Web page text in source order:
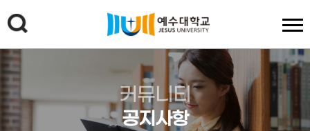
커뮤니티
공지사항